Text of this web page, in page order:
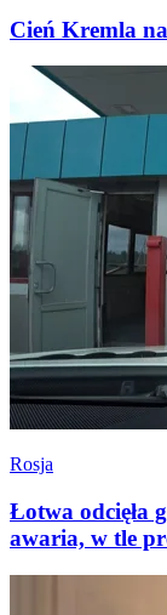
Cień Kremla
Rosja
Łotwa odcięła
awaria, w tle